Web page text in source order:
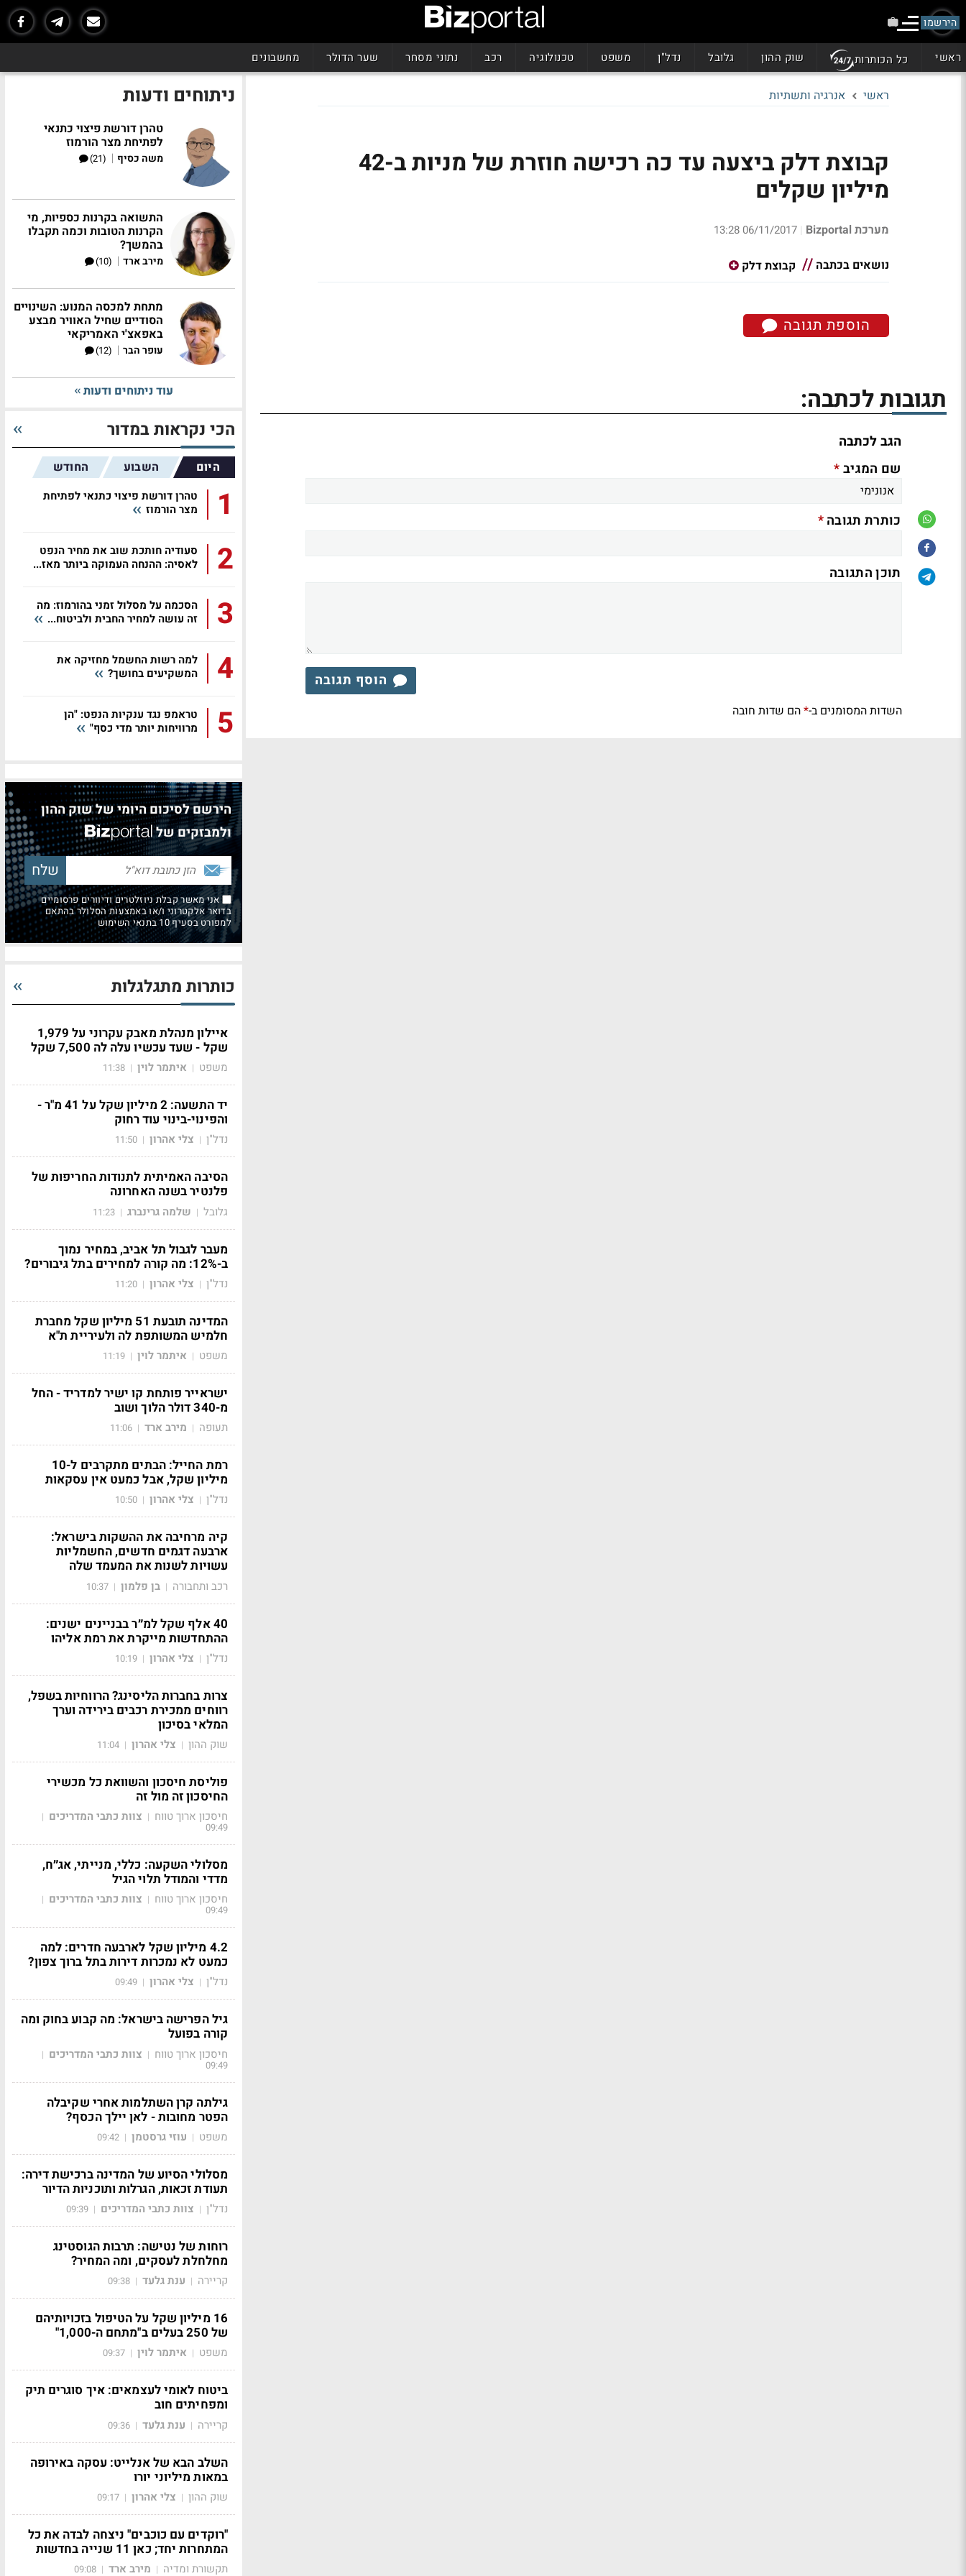
הירשמו
ראשי כל הכותרות שוק ההון גלובל נדל"ן משפט טכנולוגיה רכב נתוני מסחר שער הדולר מחשבונים
ראשי אנרגיה ותשתיות
קבוצת דלק ביצעה עד כה רכישה חוזרת של מניות ב-42
מיליון שקלים
מערכת Bizportal |
06/11/2017 13:28
נושאים בכתבה קבוצת דלק
הוספת תגובה
תגובות לכתבה:
הגב לכתבה
שם המגיב*
כותרת תגובה*
תוכן התגובה
הוסף תגובה
השדות המסומנים ב-*הם שדות חובה
ניתוחים ודעות
טהרן דורשת פיצוי כתנאי
לפתיחת מצר הורמוז
משה כסיף |
(21)
התשואה בקרנות כספיות, מי
הקרנות הטובות וכמה תקבלו
בהמשך?
מירב ארד |
(10)
מתחת למכסה המנוע: השינויים
הסודיים שחיל האוויר מבצע
באפאצ'י האמריקאי
עופר הבר |
(12)
עוד ניתוחים ודעות
הכי נקראות במדור
היום השבוע החודש
1
טהרן דורשת פיצוי כתנאי לפתיחת
מצר הורמוז
2
סעודיה חותכת שוב את מחיר הנפט
לאסיה: ההנחה העמוקה ביותר מאז...
3
הסכמה על מסלול זמני בהורמוז: מה
זה עושה למחיר החבית ולביטוח...
4
למה רשות החשמל מחזיקה את
המשקיעים בחושך?
5
טראמפ נגד ענקיות הנפט: "הן
מרוויחות יותר מדי כסף"
הירשם לסיכום היומי של שוק ההון
ולמבזקים של
אני מאשר קבלת ניוזלטרים ודיוורים פרסומיים
בדואר אלקטרוני ו/או באמצעות הסלולר בהתאם
למפורט בסעיף 10 בתנאי השימוש
כותרות מתגלגלות
איילון מנהלת מאבק עקרוני על 1,979
שקל - שעד עכשיו עלה לה 7,500 שקל
משפט | איתמר לוין |
11:38
יד התשעה: 2 מיליון שקל על 41 מ"ר -
והפינוי-בינוי עוד רחוק
נדל"ן | צלי אהרון |
11:50
הסיבה האמיתית לתנודות החריפות של
פלנטיר בשנה האחרונה
גלובל | שלמה גרינברג |
11:23
מעבר לגבול תל אביב, במחיר נמוך
ב-12%: מה קורה למחירים בתל גיבורים?
נדל"ן | צלי אהרון |
11:20
המדינה תובעת 51 מיליון שקל מחברת
חלמיש המשותפת לה ולעיריית ת"א
משפט | איתמר לוין |
11:19
ישראייר פותחת קו ישיר למדריד - החל
מ-340 דולר הלוך ושוב
תעופה | מירב ארד |
11:06
רמת החייל: הבתים מתקרבים ל-10
מיליון שקל, אבל כמעט אין עסקאות
נדל"ן | צלי אהרון |
10:50
קיה מרחיבה את ההשקות בישראל:
ארבעה דגמים חדשים, החשמליות
עשויות לשנות את המעמד שלה
רכב ותחבורה | בן פלמון |
10:37
40 אלף שקל למ״ר בבניינים ישנים:
ההתחדשות מייקרת את רמת אליהו
נדל"ן | צלי אהרון |
10:19
צרות בחברות הליסינג? הרווחיות בשפל,
רווחים ממכירת רכבים בירידה וערך
המלאי בסיכון
שוק ההון | צלי אהרון |
11:04
פוליסת חיסכון והשוואת כל מכשירי
החיסכון זה מול זה
חיסכון ארוך טווח | צוות כתבי המדריכים |
09:49
מסלולי השקעה: כללי, מנייתי, אג״ח,
מדדי והמודל תלוי הגיל
חיסכון ארוך טווח | צוות כתבי המדריכים |
09:49
4.2 מיליון שקל לארבעה חדרים: למה
כמעט לא נמכרות דירות בתל ברוך צפון?
נדל"ן | צלי אהרון |
09:49
גיל הפרישה בישראל: מה קבוע בחוק ומה
קורה בפועל
חיסכון ארוך טווח | צוות כתבי המדריכים |
09:49
גילתה קרן השתלמות אחרי שקיבלה
הפטר מחובות - לאן יילך הכסף?
משפט | עוזי גרסטמן |
09:42
מסלולי הסיוע של המדינה ברכישת דירה:
תעודת זכאות, הגרלות ותוכניות הדיור
נדל"ן | צוות כתבי המדריכים |
09:39
רוחות של נטישה: תרבות הגוסטינג
מחלחלת לעסקים, ומה המחיר?
קריירה | ענת גלעד |
09:38
16 מיליון שקל על הטיפול בזכויותיהם
של 250 בעלים ב"מתחם ה-1,000"
משפט | איתמר לוין |
09:37
ביטוח לאומי לעצמאים: איך סוגרים תיק
ומפחיתים חוב
קריירה | ענת גלעד |
09:36
השלב הבא של אנלייט: עסקה באירופה
במאות מיליוני יורו
שוק ההון | צלי אהרון |
09:17
"רוקדים עם כוכבים" ניצחה לבדה את כל
המתחרות יחד; כאן 11 שנייה בחדשות
תקשורת ומדיה | מירב ארד |
09:08